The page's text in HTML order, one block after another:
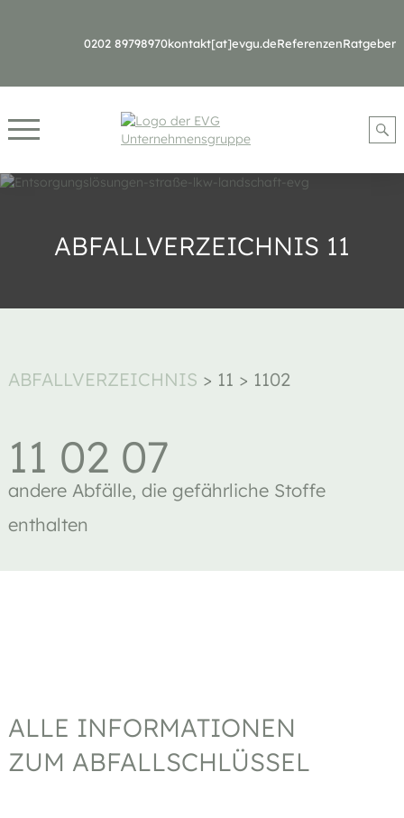
0202 89798970kontakt[at]evgu.deReferenzenRatgeber
ABFALLVERZEICHNIS 11
ABFALLVERZEICHNIS > 11 > 1102
11 02 07
andere Abfälle, die gefährliche Stoffe
enthalten
ALLE INFORMATIONEN
ZUM ABFALLSCHLÜSSEL